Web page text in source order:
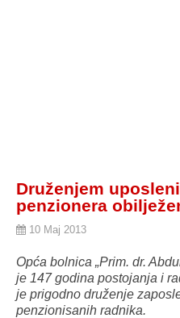
Druženjem
penzionera
10 Maj 2013
Opća bolnica „Prim. dr.
je 147 godina postojanja i
je prigodno druženje
penzionisanih radnika.